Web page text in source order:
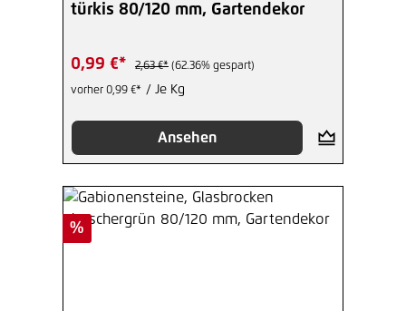
türkis 80/120 mm, Gartendekor
0,99 €* 2,63 €* (62.36% gespart)
vorher 0,99 €* / Je Kg
Ansehen
Rabatt
%